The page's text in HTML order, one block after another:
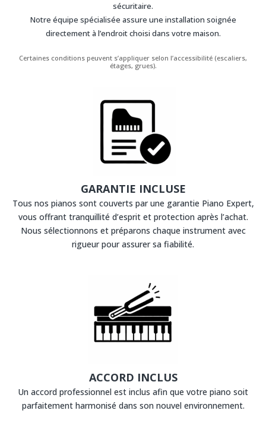
sécuritaire.
Notre équipe spécialisée assure une installation soignée
directement à l’endroit choisi dans votre maison.
Certaines conditions peuvent s’appliquer selon l’accessibilité (escaliers,
étages, grues).
GARANTIE INCLUSE
Tous nos pianos sont couverts par une garantie Piano Expert,
vous offrant tranquillité d’esprit et protection après l’achat.
Nous sélectionnons et préparons chaque instrument avec
rigueur pour assurer sa fiabilité.
ACCORD INCLUS
Un accord professionnel est inclus afin que votre piano soit
parfaitement harmonisé dans son nouvel environnement.